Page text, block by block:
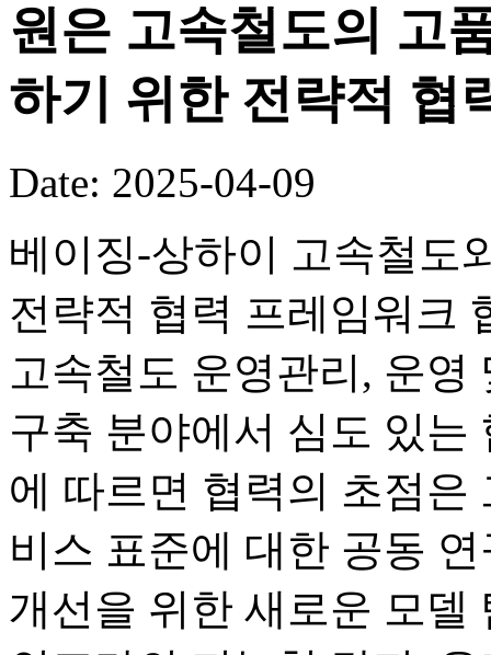
원은 고속철도의 고
하기 위한 전략적 협
Date: 2025-04-09
베이징-상하이 고속철도
전략적 협력 프레임워크
고속철도 운영관리, 운
구축 분야에서 심도 있는
에 따르면 협력의 초점은
비스 표준에 대한 공동
개선을 위한 새로운 모델